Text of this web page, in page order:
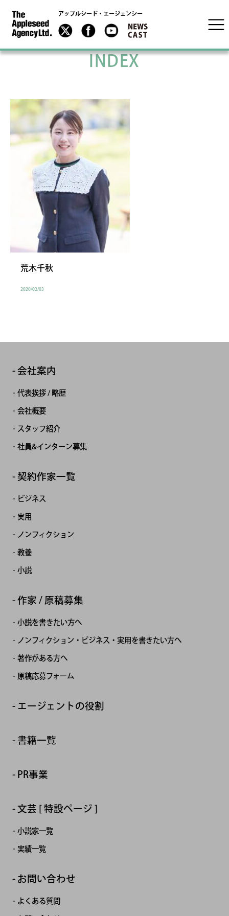
アップルシード・エージェンシー
INDEX
荒木千秋
2020/02/03
会社案内
代表挨拶 / 略歴
会社概要
スタッフ紹介
社員&インターン募集
契約作家一覧
ビジネス
実用
ノンフィクション
教養
小説
作家 / 原稿募集
小説を書きたい方へ
ノンフィクション・ビジネス・実用を書きたい方へ
著作がある方へ
原稿応募フォーム
エージェントの役割
書籍一覧
PR事業
文芸 [ 特設ページ ]
小説家一覧
実績一覧
お問い合わせ
よくある質問